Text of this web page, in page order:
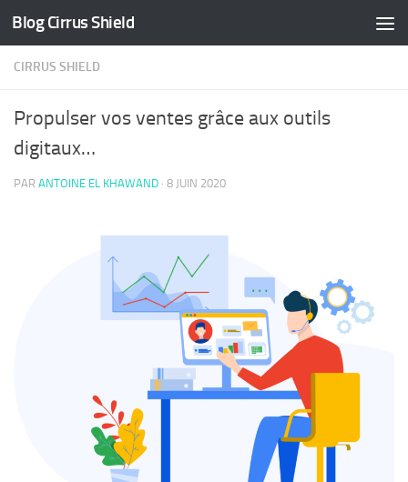
Skip to content
Blog Cirrus Shield
CIRRUS SHIELD
Propulser vos ventes grâce aux outils
digitaux…
PAR ANTOINE EL KHAWAND · 8 JUIN 2020